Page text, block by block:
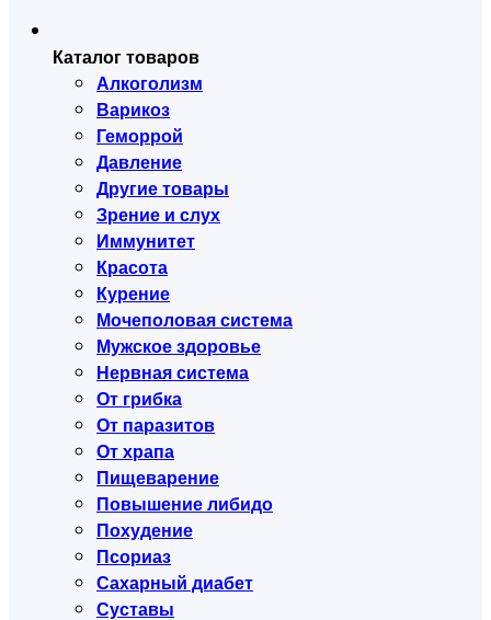
Каталог товаров
Алкоголизм
Варикоз
Геморрой
Давление
Другие товары
Зрение и слух
Иммунитет
Красота
Курение
Мочеполовая система
Мужское здоровье
Нервная система
От грибка
От паразитов
От храпа
Пищеварение
Повышение либидо
Похудение
Псориаз
Сахарный диабет
Суставы